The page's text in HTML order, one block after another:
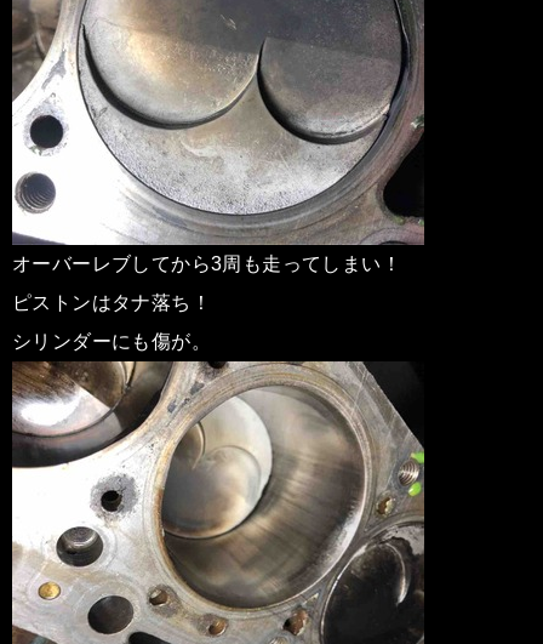
オーバーレブしてから3周も走ってしまい！
ピストンはタナ落ち！
シリンダーにも傷が。